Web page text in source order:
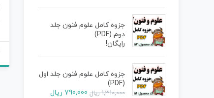
جزوه کامل علوم فنون جلد
دوم (PDF)
رایگان!
جزوه کامل علوم فنون جلد اول
(PDF)
1,310,000 ریال 790,000 ریال